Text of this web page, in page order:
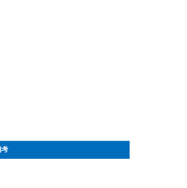
考